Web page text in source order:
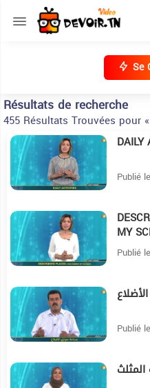
Se
Résultats de recherche
455 Résultats Trouvées pour
9:1 DAILY
Publié
13:39
MY
Publié
6:8
Publié
6:16